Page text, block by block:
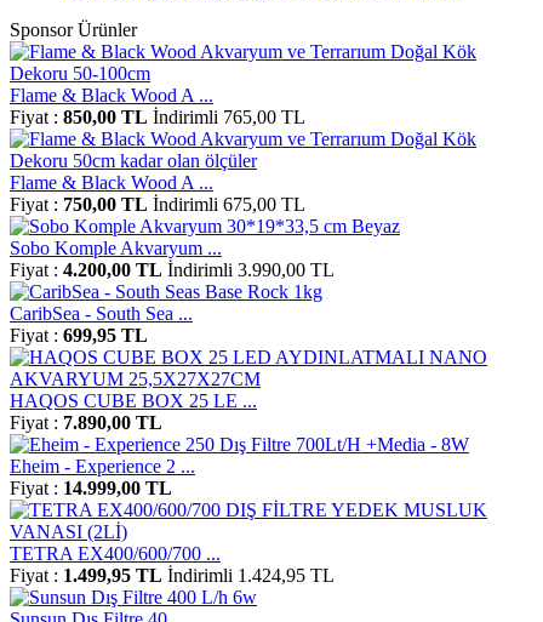
Sponsor Ürünler
Flame & Black Wood A ...
Fiyat : 850,00 TL İndirimli 765,00 TL
Flame & Black Wood A ...
Fiyat : 750,00 TL İndirimli 675,00 TL
Sobo Komple Akvaryum ...
Fiyat : 4.200,00 TL İndirimli 3.990,00 TL
CaribSea - South Sea ...
Fiyat : 699,95 TL
HAQOS CUBE BOX 25 LE ...
Fiyat : 7.890,00 TL
Eheim - Experience 2 ...
Fiyat : 14.999,00 TL
TETRA EX400/600/700 ...
Fiyat : 1.499,95 TL İndirimli 1.424,95 TL